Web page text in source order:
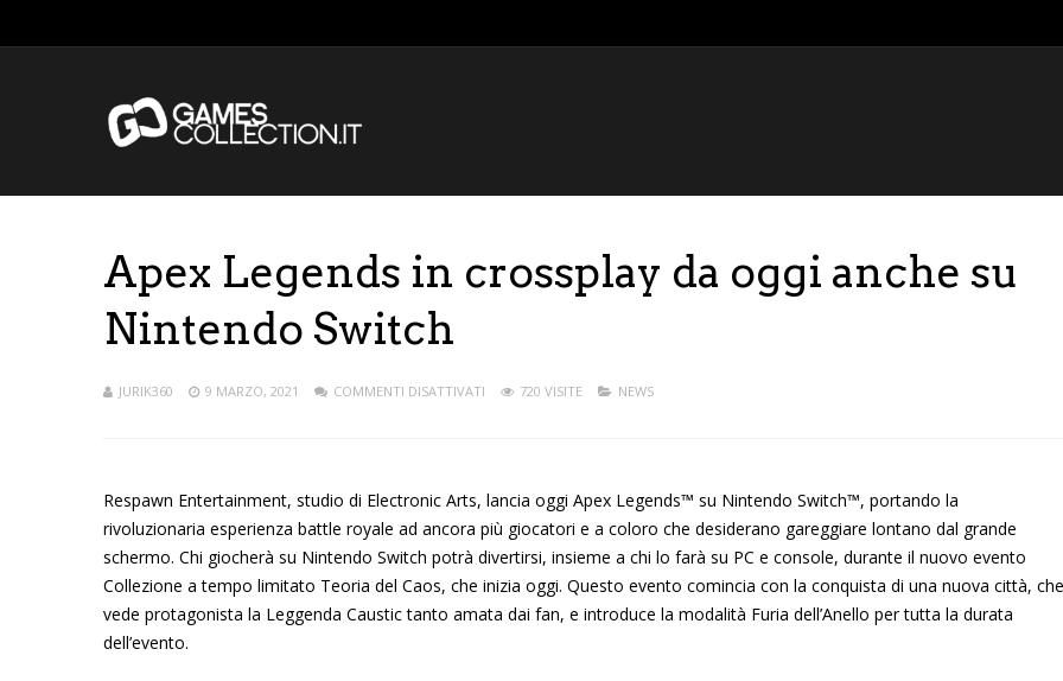
Apex Legends in crossplay da oggi anche su
Nintendo Switch
JURIK360 9 MARZO, 2021 COMMENTI DISATTIVATI 720 VISITE NEWS
Respawn Entertainment, studio di Electronic Arts, lancia oggi Apex Legends™ su Nintendo Switch™, portando la
rivoluzionaria esperienza battle royale ad ancora più giocatori e a coloro che desiderano gareggiare lontano dal grande
schermo. Chi giocherà su Nintendo Switch potrà divertirsi, insieme a chi lo farà su PC e console, durante il nuovo evento
Collezione a tempo limitato Teoria del Caos, che inizia oggi. Questo evento comincia con la conquista di una nuova città, che
vede protagonista la Leggenda Caustic tanto amata dai fan, e introduce la modalità Furia dell’Anello per tutta la durata
dell’evento.